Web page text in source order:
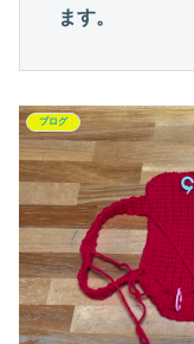
ます。
ブログ